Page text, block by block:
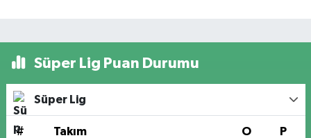
Süper Lig Puan Durumu
Süper Lig
# Takım O P